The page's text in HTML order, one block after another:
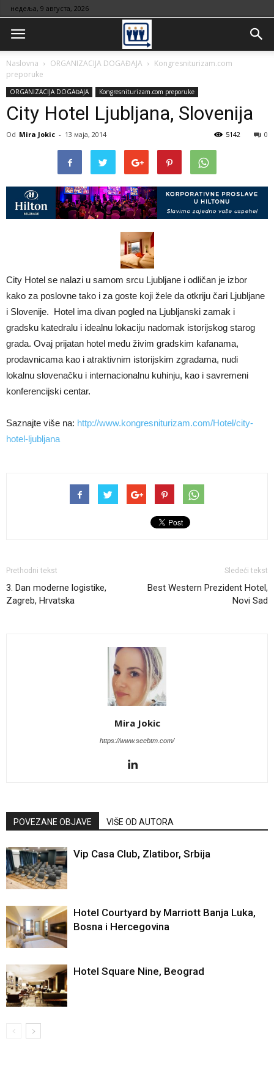
недеља, 9 августа, 2026
Naslovna ORGANIZACIJA DOGAĐAJA
Kongresniturizam.com
preporuke
ORGANIZACIJA DOGAĐAJA Kongresniturizam.com preporuke
City Hotel Ljubljana, Slovenija
Od Mira Jokic - 13 маја, 2014 0
5142
City Hotel se nalazi u samom srcu Ljubljane i odličan je izbor
kako za poslovne tako i za goste koji žele da otkriju čari Ljubljane
i Slovenije. Hotel ima divan pogled na Ljubljanski zamak i
gradsku katedralu i idealnu lokaciju nadomak istorijskog starog
grada. Ovaj prijatan hotel među živim gradskim kafanama,
prodavnicama kao i atraktivnim istorijskim zgradama, nudi
lokalnu slovenačku i internacionalnu kuhinju, kao i savremeni
konferencijski centar.
Saznajte više na: http://www.kongresniturizam.com/Hotel/city-
hotel-ljubljana
Prethodni tekst
3. Dan moderne logistike,
Zagreb, Hrvatska
Sledeći tekst
Best Western Prezident Hotel,
Novi Sad
Mira Jokic
https://www.seebtm.com/
POVEZANE OBJAVE VIŠE OD AUTORA
Vip Casa Club, Zlatibor, Srbija
Hotel Courtyard by Marriott Banja Luka,
Bosna i Hercegovina
Hotel Square Nine, Beograd